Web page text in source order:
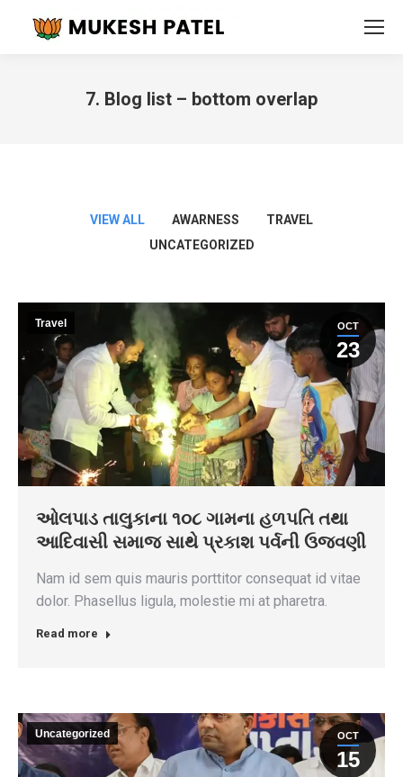
7. Blog list – bottom overlap
VIEW ALL AWARNESS
TRAVEL
UNCATEGORIZED
OCT
23
Travel
ઓલપાડ તાલુકાના ૧૦૮ ગામના હળપતિ તથા
આદિવાસી સમાજ સાથે પ્રકાશ પર્વની ઉજવણી
Nam id sem quis mauris porttitor consequat id vitae
dolor. Phasellus ligula, molestie mi at pharetra.
Read more
OCT
15
Uncategorized